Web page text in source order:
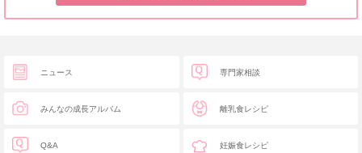
ニュース
みんなの成長アルバム
Q&A
専門家相談
離乳食レシピ
妊娠食レシピ